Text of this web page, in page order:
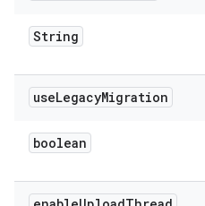
String
useLegacyMigration
boolean